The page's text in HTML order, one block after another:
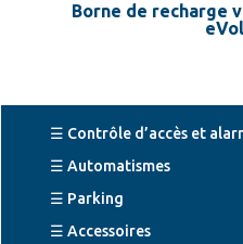
Borne de recharge
☰ Contrôle d’accès et
☰ Automatismes
☰ Parking
☰ Accessoires